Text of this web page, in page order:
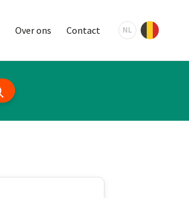
Over ons Contact NL